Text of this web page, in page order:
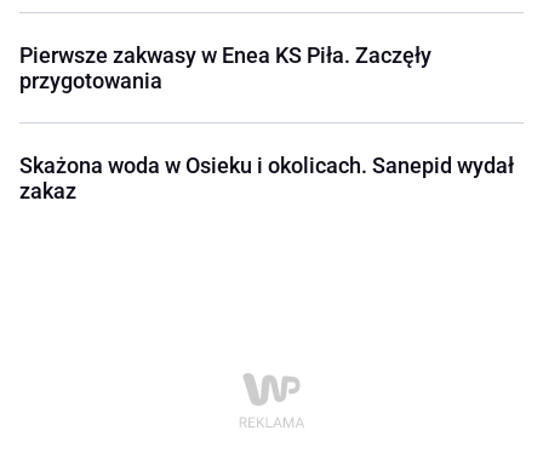
Pierwsze zakwasy w Enea KS Piła. Zaczęły
przygotowania
Skażona woda w Osieku i okolicach. Sanepid wydał
zakaz